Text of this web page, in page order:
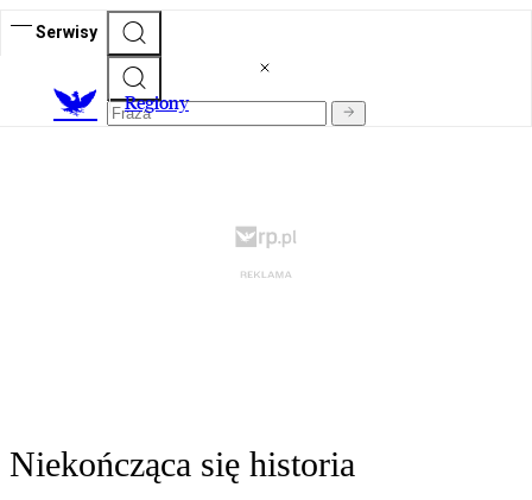
Serwisy
Regiony
Niekończąca się historia